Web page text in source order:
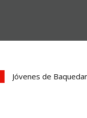
Jóvenes de